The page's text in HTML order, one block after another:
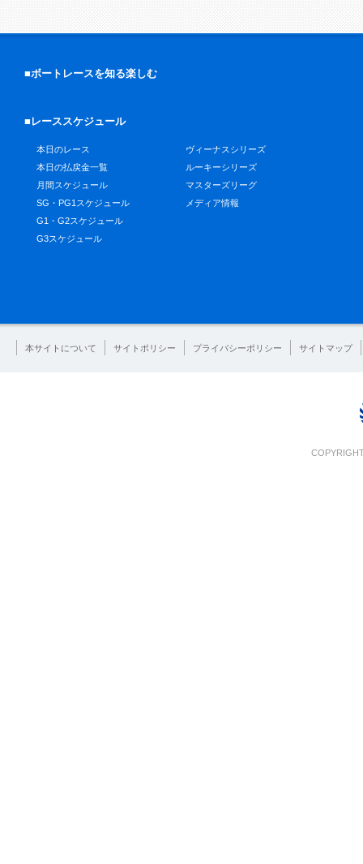
■ボートレースを知る楽しむ
■レーススケジュール
本日のレース
本日の払戻金一覧
月間スケジュール
SG・PG1スケジュール
G1・G2スケジュール
G3スケジュール
ヴィーナスシリーズ
ルーキーシリーズ
マスターズリーグ
メディア情報
本サイトについて サイトポリシー プライバシーポリシー サイトマップ